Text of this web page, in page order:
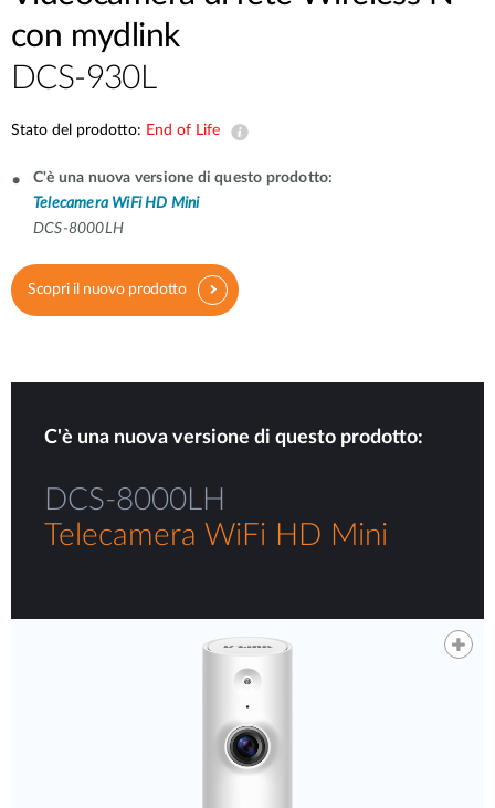
con mydlink
DCS-930L
Stato del prodotto: End of Life
C'è una nuova versione di questo prodotto:
Telecamera WiFi HD Mini
DCS-8000LH
Scopri il nuovo prodotto
C'è una nuova versione di questo prodotto:
DCS-8000LH
Telecamera WiFi HD Mini